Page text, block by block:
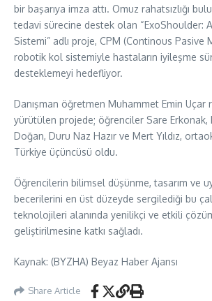
bir başarıya imza attı. Omuz rahatsızlığı
tedavi sürecine destek olan “ExoShoulder:
Sistemi” adlı proje, CPM (Continous Pasive
robotik kol sistemiyle hastaların iyileşme
desteklemeyi hedefliyor.
Danışman öğretmen Muhammet Emin Uçar
yürütülen projede; öğrenciler Sare Erkonak,
Doğan, Duru Naz Hazır ve Mert Yıldız,
Türkiye üçüncüsü oldu.
Öğrencilerin bilimsel düşünme, tasarım ve
becerilerini en üst düzeyde sergilediği bu
teknolojileri alanında yenilikçi ve etkili
geliştirilmesine katkı sağladı.
Kaynak: (BYZHA) Beyaz Haber Ajansı
Share Article